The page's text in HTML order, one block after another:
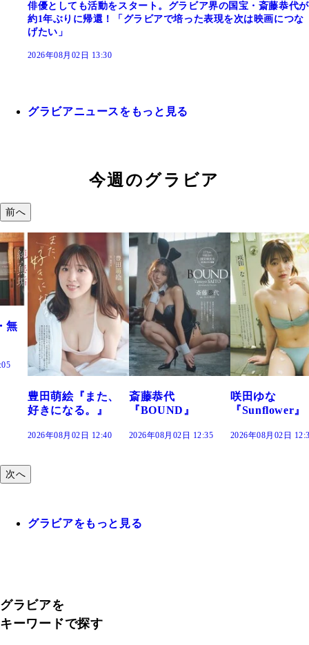
俳優としても活動をスタート。グラビア界の国宝・斎藤恭代が
約1年ぶりに帰還！「グラビアで培った表現を次は映画につな
げたい」
2026年08月02日 13:30
グラビアニュースをもっと見る
今週のグラビア
前へ
斎藤恭代
『BOUND』
2026年08月02日 12:35
咲田ゆな
『Sunflower』
2026年08月02日 12:30
藤水咲桜『花
だまり』
2026年08月02日
次へ
グラビアをもっと見る
グラビアを
キーワードで探す